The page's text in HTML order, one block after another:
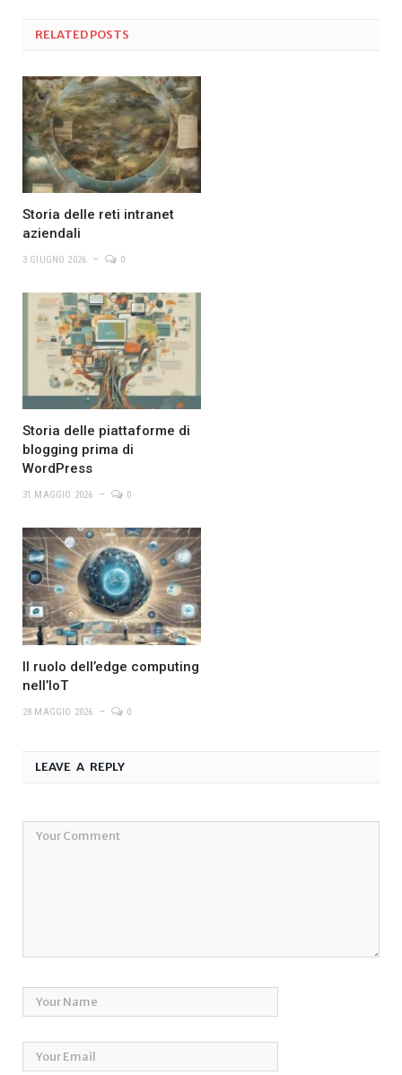
RELATEDPOSTS
Storia delle reti intranet
aziendali
3 GIUGNO 2026 0
Storia delle piattaforme di
blogging prima di
WordPress
31 MAGGIO 2026 0
Il ruolo dell’edge computing
nell’IoT
28 MAGGIO 2026 0
LEAVE A REPLY